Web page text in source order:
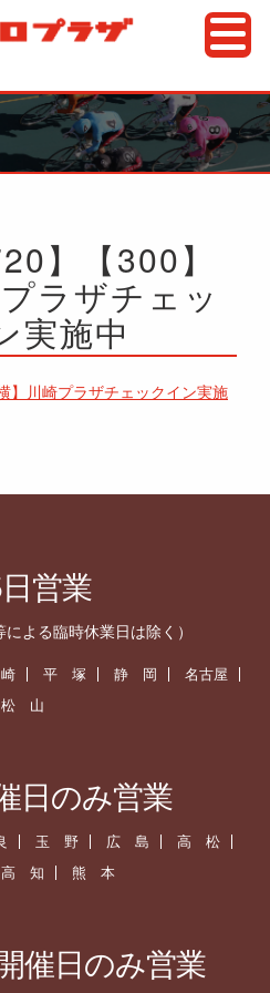
】【300】
ラザチェッ
実施中
】川崎プラザチェックイン実施
営業
による臨時休業日は除く）
平 塚 静 岡
名古屋
松 山
日のみ営業
玉 野 広 島
高 松
高 知 熊 本
催日のみ営業